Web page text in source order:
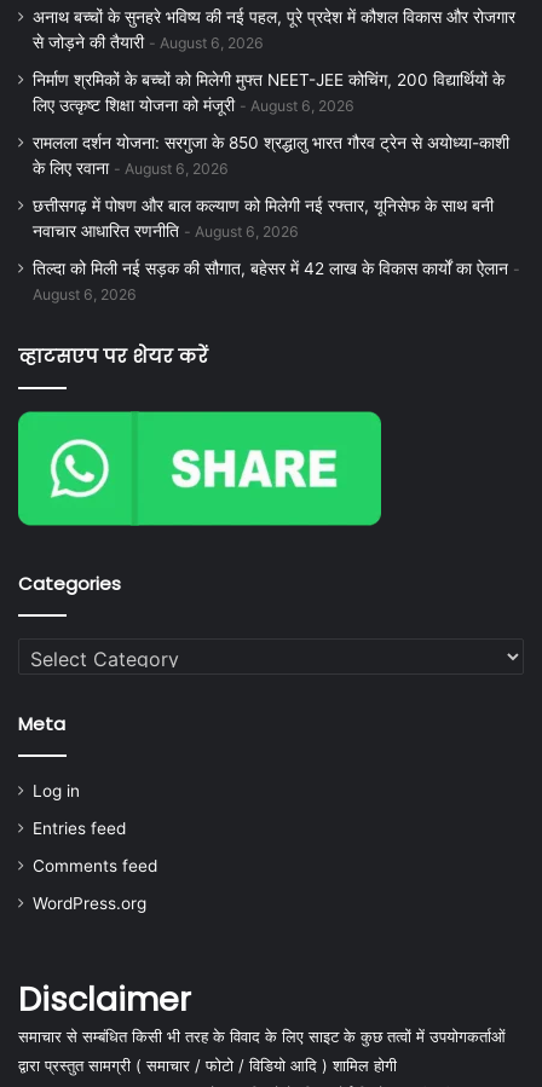
अनाथ बच्चों के सुनहरे भविष्य की नई पहल, पूरे प्रदेश में कौशल विकास और रोजगार
से जोड़ने की तैयारी
August 6, 2026
निर्माण श्रमिकों के बच्चों को मिलेगी मुफ्त NEET-JEE कोचिंग, 200 विद्यार्थियों के
लिए उत्कृष्ट शिक्षा योजना को मंजूरी
August 6, 2026
रामलला दर्शन योजना: सरगुजा के 850 श्रद्धालु भारत गौरव ट्रेन से अयोध्या-काशी
के लिए रवाना
August 6, 2026
छत्तीसगढ़ में पोषण और बाल कल्याण को मिलेगी नई रफ्तार, यूनिसेफ के साथ बनी
नवाचार आधारित रणनीति
August 6, 2026
तिल्दा को मिली नई सड़क की सौगात, बहेसर में 42 लाख के विकास कार्यों का ऐलान
August 6, 2026
व्हाटसएप पर शेयर करें
Categories
Categories
Meta
Log in
Entries feed
Comments feed
WordPress.org
Disclaimer
समाचार से सम्बंधित किसी भी तरह के विवाद के लिए साइट के कुछ तत्वों में उपयोगकर्ताओं
द्वारा प्रस्तुत सामग्री ( समाचार / फोटो / विडियो आदि ) शामिल होगी